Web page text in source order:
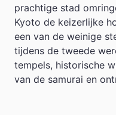
prachtige stad
Kyoto de keizerlijke
een van de weinige
tijdens de tweede
tempels, historische
van de samurai en